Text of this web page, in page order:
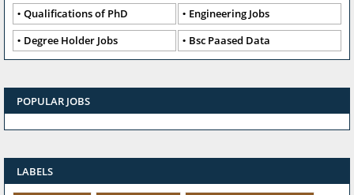
Qualifications of PhD
Engineering Jobs
Degree Holder Jobs
Bsc Paased Data
POPULAR JOBS
LABELS